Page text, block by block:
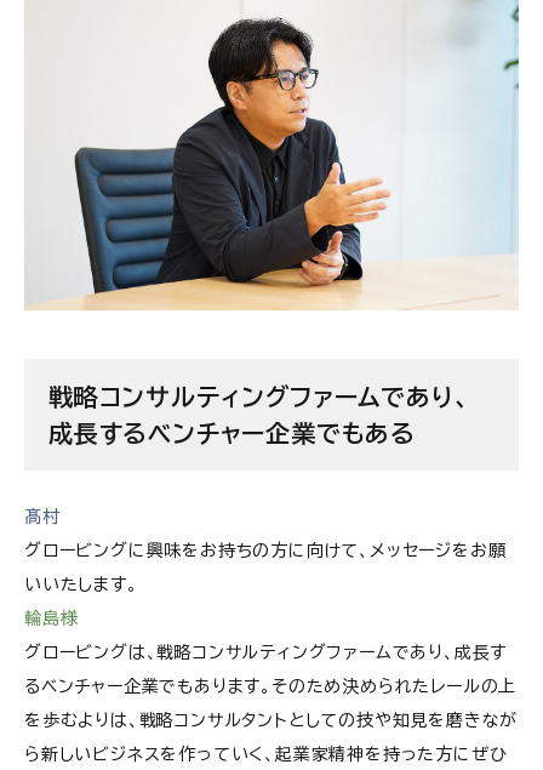
戦略コンサルティングファームであり、
成長するベンチャー企業でもある
髙村
グロービングに興味をお持ちの方に向けて、メッセージをお願
いいたします。
輪島様
グロービングは、戦略コンサルティングファームであり、成長す
るベンチャー企業でもあります。そのため決められたレールの上
を歩むよりは、戦略コンサルタントとしての技や知見を磨きなが
ら新しいビジネスを作っていく、起業家精神を持った方にぜひ